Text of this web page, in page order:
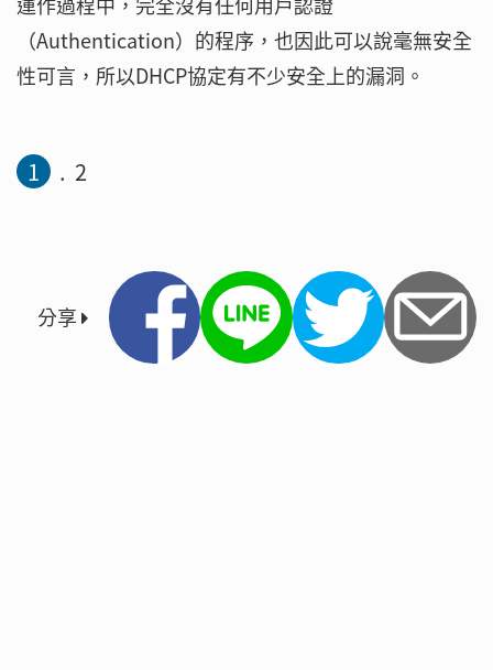
（Authentication）的程序，也因此可以說毫無安全
性可言，所以DHCP協定有不少安全上的漏洞。
1 2
分享